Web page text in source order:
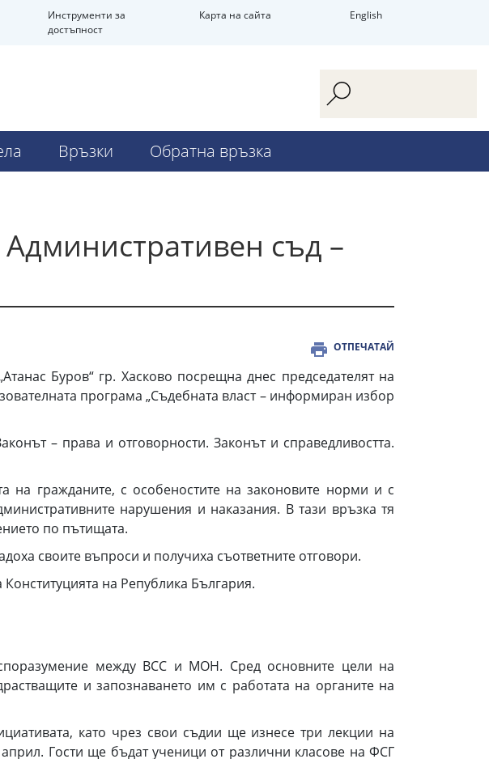
Инструменти за
достъпност
Карта на сайта English
Връзки Обратна връзка
съд –
ОТПЕЧАТАЙ
Буров“ гр. Хасково посрещна днес председателят на
програма „Съдебната власт – информиран избор
– права и отговорности. Законът и справедливостта.
гражданите, с особеностите на законовите норми и с
нарушения и наказания. В тази връзка тя
по пътищата.
своите въпроси и получиха съответните отговори.
на Република България.
между ВСС и МОН. Сред основните цели на
и запознаването им с работата на органите на
като чрез свои съдии ще изнесе три лекции на
Гости ще бъдат ученици от различни класове на ФСГ